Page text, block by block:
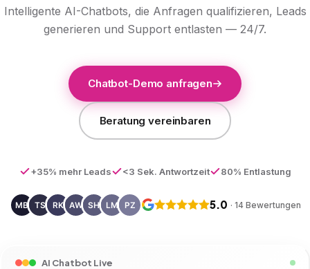
Intelligente AI-Chatbots, die Anfragen qualifizieren, Leads
generieren und Support entlasten — 24/7.
Chatbot-Demo anfragen
Beratung vereinbaren
+35% mehr Leads <3 Sek. Antwortzeit 80% Entlastung
5.0 · 14 Bewertungen
AI Chatbot Live